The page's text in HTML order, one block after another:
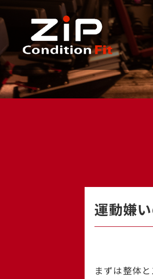
運動嫌
まずは整体